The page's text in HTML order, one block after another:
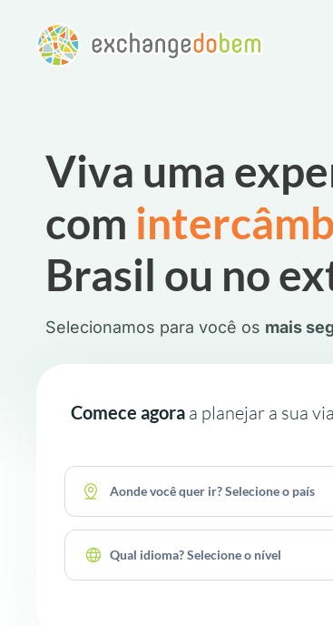
Viva uma
com
Brasil ou no
Selecionamos para você os mais
Comece agoraa planejar a sua
Aonde você quer ir? Selecione o país
Qual idioma? Selecione o nível